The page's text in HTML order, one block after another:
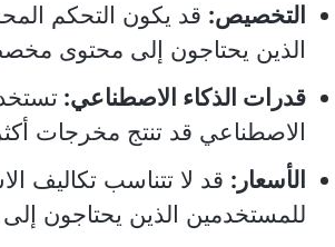
التخصيص: قد يكون التحكم
الذين يحتاجون إلى محتوى
قدرات الذكاء الاصطناعي:
الاصطناعي قد تنتج مخرجات
الأسعار: قد لا تتناسب تكاليف
للمستخدمين الذين يحتاجون